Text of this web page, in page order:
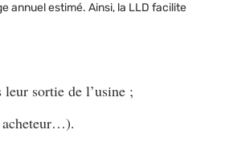
annuel estimé. Ainsi, la LLD facilite
sortie de l’usine ;
acheteur…).